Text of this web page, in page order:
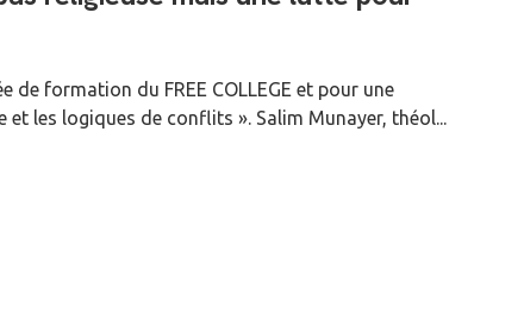
de formation du FREE COLLEGE et pour une
les logiques de conflits ». Salim Munayer, théol...